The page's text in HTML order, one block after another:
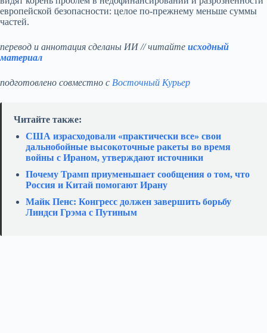
европейской безопасности: целое по‑прежнему меньше суммы
частей.
перевод и аннотация сделаны ИИ // читайте исходный
материал
подготовлено совместно с Восточный Курьер
Читайте также:
США израсходовали «практически все» свои
дальнобойные высокоточные ракеты во время
войны с Ираном, утверждают источники
Почему Трамп приуменьшает сообщения о том, что
Россия и Китай помогают Ирану
Майк Пенс: Конгресс должен завершить борьбу
Линдси Грэма с Путиным